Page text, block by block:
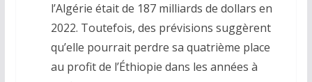
l’Algérie était de 187 milliards de dollars en
2022. Toutefois, des prévisions suggèrent
qu’elle pourrait perdre sa quatrième place
au profit de l’Éthiopie dans les années à